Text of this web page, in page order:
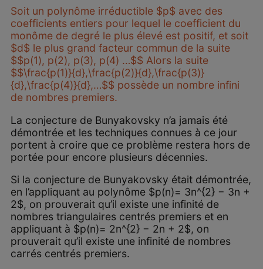
Soit un polynôme irréductible $p$ avec des
coefficients entiers pour lequel le coefficient du
monôme de degré le plus élevé est positif, et soit
$d$ le plus grand facteur commun de la suite
$$p(1), p(2), p(3), p(4) …$$ Alors la suite
$$\frac{p(1)}{d},\frac{p(2)}{d},\frac{p(3)}
{d},\frac{p(4)}{d},…$$ possède un nombre infini
de nombres premiers.
La conjecture de Bunyakovsky n’a jamais été
démontrée et les techniques connues à ce jour
portent à croire que ce problème restera hors de
portée pour encore plusieurs décennies.
Si la conjecture de Bunyakovsky était démontrée,
en l’appliquant au polynôme $p(n)= 3n^{2} − 3n +
2$, on prouverait qu’il existe une infinité de
nombres triangulaires centrés premiers et en
appliquant à $p(n)= 2n^{2} − 2n + 2$, on
prouverait qu’il existe une infinité de nombres
carrés centrés premiers.